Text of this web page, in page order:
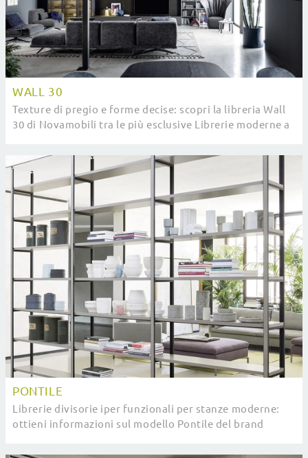
WALL 30
Texture di pregio e forme decise: scopri la libreria Wall
30 di Novamobili tra le più esclusive Librerie moderne a
PONTILE
Librerie divisorie iper funzionali per stanze moderne:
ottieni informazioni sul modello Pontile del brand